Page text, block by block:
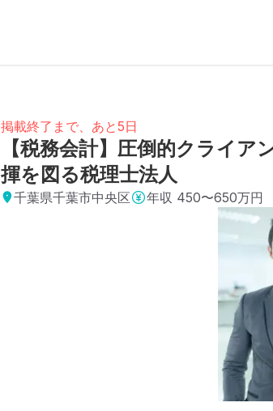
掲載終了まで、あと5日
【税務会計】圧倒的クライ
揮を図る税理士法人
千葉県千葉市中央区 年収 450〜650万円